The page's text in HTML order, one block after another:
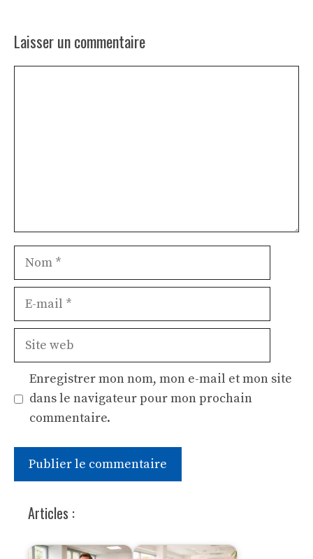
Laisser un commentaire
Nom
Site
Enregistrer mon nom, mon e-mail et mon site
dans le navigateur pour mon prochain
commentaire.
Articles :